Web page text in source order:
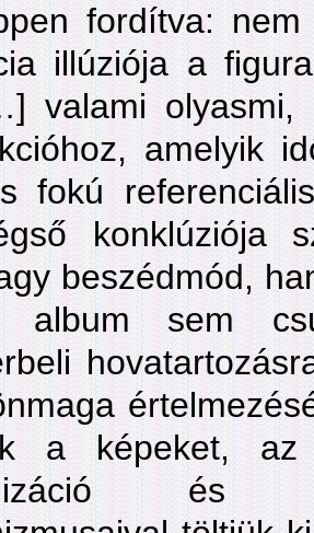
fordítva:
illúziója a
valami
amelyik
fokú
konklúziója
beszédmód,
album sem
a képeket,
és a